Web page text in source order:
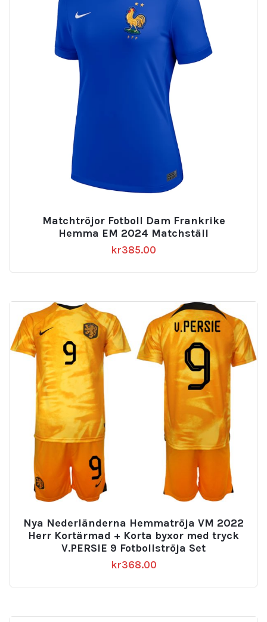
Matchtröjor Fotboll Dam Frankrike
Hemma EM 2024 Matchställ
kr385.00
Nya Nederländerna Hemmatröja VM 2022
Herr Kortärmad + Korta byxor med tryck
V.PERSIE 9 Fotbollströja Set
kr368.00